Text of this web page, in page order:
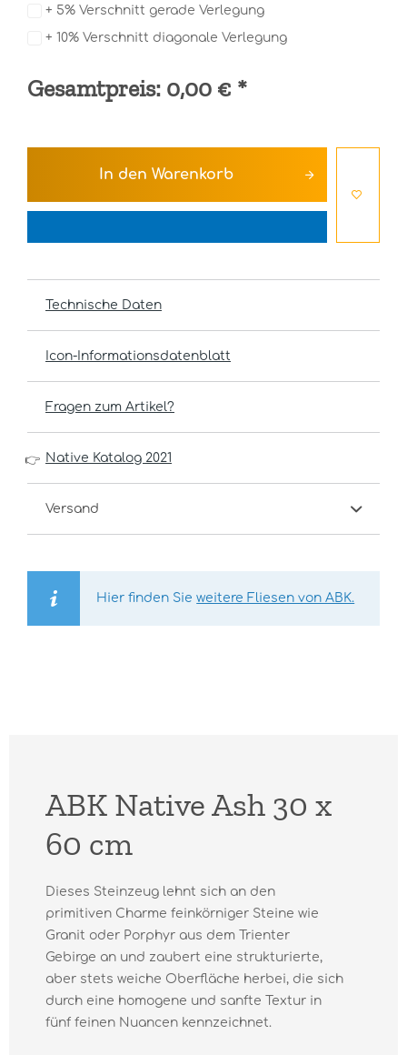
+ 5% Verschnitt gerade Verlegung
+ 10% Verschnitt diagonale Verlegung
Gesamtpreis: 0,00 € *
In den Warenkorb
Technische Daten
Icon-Informationsdatenblatt
Fragen zum Artikel?
👉 Native Katalog 2021
Versand
Hier finden Sieweitere Fliesen von ABK.
ABK Native Ash 30 x
60 cm
Dieses Steinzeug lehnt sich an den
primitiven Charme feinkörniger Steine wie
Granit oder Porphyr aus dem Trienter
Gebirge an und zaubert eine strukturierte,
aber stets weiche Oberfläche herbei, die sich
durch eine homogene und sanfte Textur in
fünf feinen Nuancen kennzeichnet.